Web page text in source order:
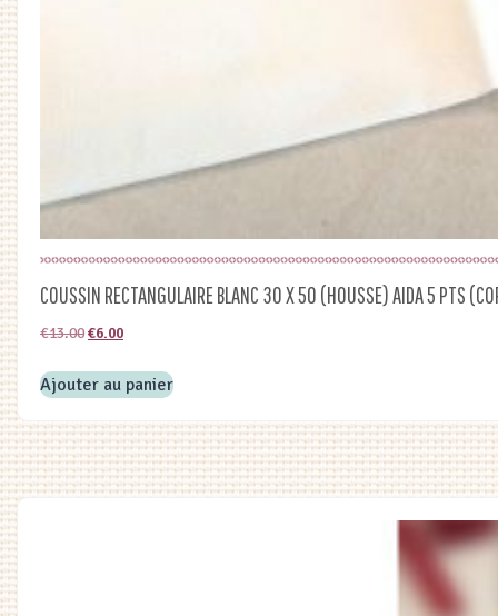
COUSSIN RECTANGULAIRE BLANC 30 X 50 (HOUSSE) AIDA 5 PTS
€13.00Le
initial
€13.00.
€6.00Le
actuel
€6.00.
Ajouter au panier